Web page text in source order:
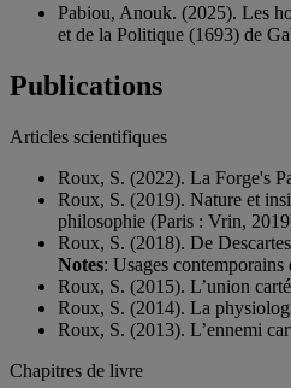
Pabiou, Anouk. (2025). Les
et de la Politique (1693) de
Publications
Articles scientifiques
Roux, S. (2022). La Forge's
Roux, S. (2019). Nature et
philosophie (Paris : Vrin,
Roux, S. (2018). De
Notes: Usages
Roux, S. (2015). L’union
Roux, S. (2014). La
Roux, S. (2013). L’ennemi
Chapitres de livre